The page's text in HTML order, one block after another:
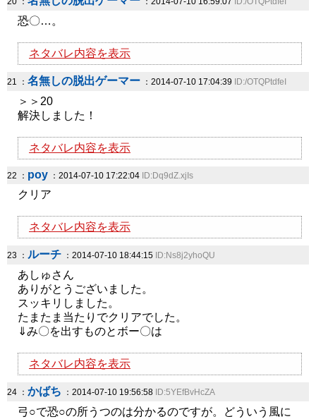
恐〇…。
ネタバレ内容を表示
21 ： 名無しの脱出ゲーマー ：2014-07-10 17:04:39 ID:/OTQPtdfeI
＞＞20
解決しました！
ネタバレ内容を表示
22 ： poy ：2014-07-10 17:22:04 ID:Dq9dZ.xjIs
クリア
ネタバレ内容を表示
23 ： ルーチ ：2014-07-10 18:44:15 ID:Ns8j2yhoQU
あしゅさん
ありがとうございました。
スッキリしました。
たまたま当たりでクリアでした。
⇓み〇を出すものとボー〇は
ネタバレ内容を表示
24 ： かばち ：2014-07-10 19:56:58 ID:5YEfBvHcZA
弓○で恐○の所うつのは分かるのですが。どういう風に